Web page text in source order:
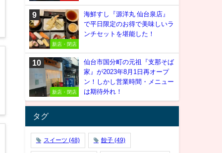
新店・閉店
海鮮すし『源洋丸 仙台泉店』
で平日限定のお得で美味しいラ
ンチセットを堪能した！
新店・閉店
仙台市国分町の元祖『支那そば
家』が2023年8月1日再オープ
ン！しかし営業時間・メニュー
は期待外れ！
タグ
スイーツ (48) 餃子(49)